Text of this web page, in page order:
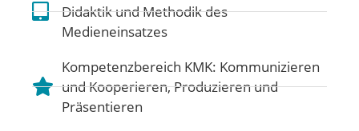
Didaktik und Methodik des
Medieneinsatzes
Kompetenzbereich KMK: Kommunizieren
und Kooperieren,Produzieren und
Präsentieren